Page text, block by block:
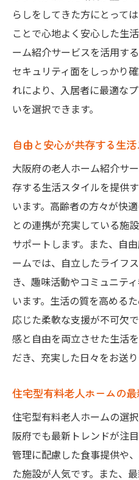
らしをしてきた方にとって
ことで心地よく安心した生
ーム紹介サービスを活用す
セキュリティ面をしっかり
れにより、入居者に最適な
いを選択できます。
自由と安心が共存する生
大阪府の老人ホーム紹介サ
存する生活スタイルを提供
います。高齢者の方々が快
との連携が充実している施
サポートします。また、自
ームでは、自立したライフ
き、趣味活動やコミュニテ
います。生活の質を高める
応じた柔軟な支援が不可欠
感と自由を両立させた生活
だき、充実した日々をお送り
住宅型有料老人ホームの
住宅型有料老人ホームの選
阪府でも最新トレンドが注
管理に配慮した食事提供や
た施設が人気です。また、